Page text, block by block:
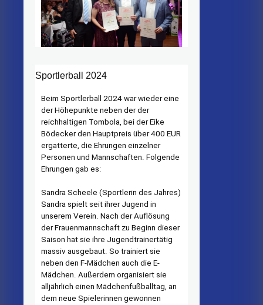
Sportlerball 2024
Beim Sportlerball 2024 war wieder eine
der Höhepunkte neben der der
reichhaltigen Tombola, bei der Eike
Bödecker den Hauptpreis über 400 EUR
ergatterte, die Ehrungen einzelner
Personen und Mannschaften. Folgende
Ehrungen gab es:
Sandra Scheele (Sportlerin des Jahres)
Sandra spielt seit ihrer Jugend in
unserem Verein. Nach der Auflösung
der Frauenmannschaft zu Beginn dieser
Saison hat sie ihre Jugendtrainertätig
massiv ausgebaut. So trainiert sie
neben den F-Mädchen auch die E-
Mädchen. Außerdem organisiert sie
alljährlich einen Mädchenfußballtag, an
dem neue Spielerinnen gewonnen